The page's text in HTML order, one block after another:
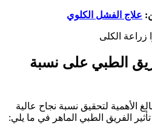
علاج الفشل الكلوي
الطبي على نسبة
الأهمية لتحقيق نسبة نجاح عالية
الفريق الطبي الماهر في ما يلي: